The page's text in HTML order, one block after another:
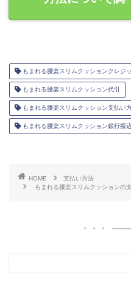
もまれる腰楽スリムクッションクレジ
もまれる腰楽スリムクッション代引
もまれる腰楽スリムクッション支払い
もまれる腰楽スリムクッション銀行振込
HOME
支払い方法
もまれる腰楽スリムクッションの